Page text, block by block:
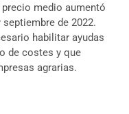
medio aumentó
de 2022.
habilitar ayudas
de costes y que
agrarias.